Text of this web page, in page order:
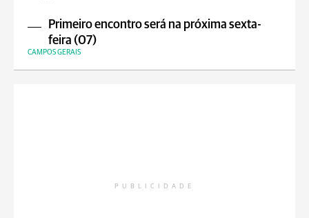
Primeiro encontro será na próxima sexta-
feira (07)
CAMPOS GERAIS
PUBLICIDADE